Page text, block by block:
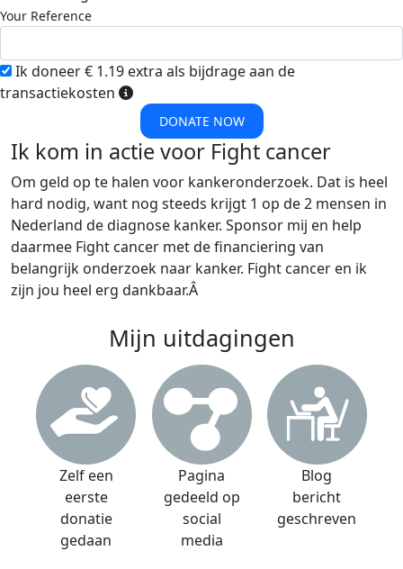
Your Reference
Ik doneer € 1.19 extra als bijdrage aan de
transactiekosten
DONATE NOW
Ik kom in actie voor Fight cancer
Om geld op te halen voor kankeronderzoek. Dat is heel
hard nodig, want nog steeds krijgt 1 op de 2 mensen in
Nederland de diagnose kanker. Sponsor mij en help
daarmee Fight cancer met de financiering van
belangrijk onderzoek naar kanker. Fight cancer en ik
zijn jou heel erg dankbaar.Â
Mijn uitdagingen
Zelf een
eerste
donatie
gedaan
Pagina
gedeeld op
social
media
Blog
bericht
geschreven